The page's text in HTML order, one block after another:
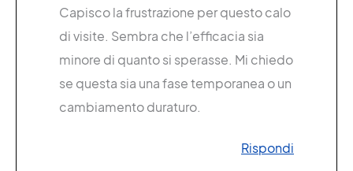
Capisco la frustrazione per questo calo
di visite. Sembra che l’efficacia sia
minore di quanto si sperasse. Mi chiedo
se questa sia una fase temporanea o un
cambiamento duraturo.
Rispondi